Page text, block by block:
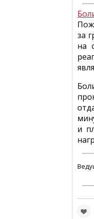
за
на
и